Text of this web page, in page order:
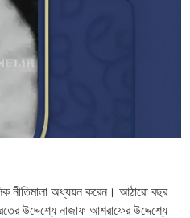
নীতিমালা অধ্যয়ন করেন। আঠারো বছর
উদ্দেশ্যে নাজাফ আশরাফের উদ্দেশ্যে